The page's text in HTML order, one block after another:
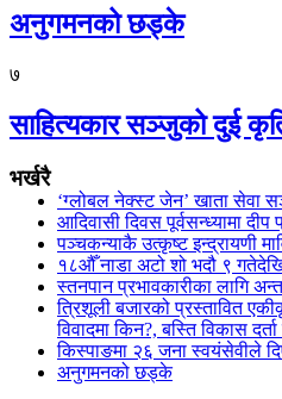
अनुगमनको छड्के
७
साहित्यकार सञ्जुको दुई
भर्खरै
‘ग्लोबल नेक्स्ट जेन’ खाता सेवा
आदिवासी दिवस पूर्वसन्ध्यामा
पञ्चकन्याकै उत्कृष्ट इन्द्रायणी
१८औँ नाडा अटो शो भदौ ९
स्तनपान प्रभावकारीका लागि
त्रिशूली बजारको प्रस्तावित
विवादमा किन?, बस्ति विकास
किस्पाङमा २६ जना स्वयंसेवीले
अनुगमनको छड्के